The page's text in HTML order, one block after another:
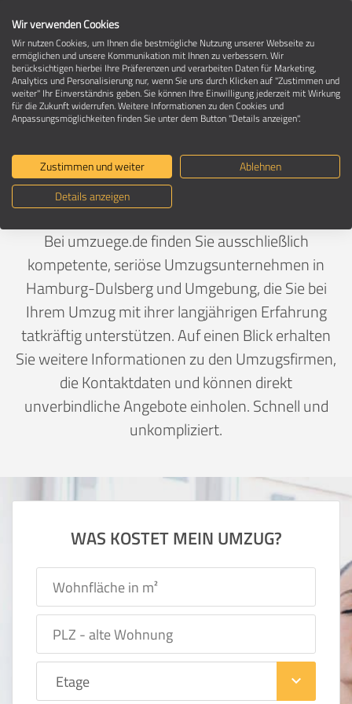
Umzugsunternehmen in 22049 Hamburg-
Dulsberg
Ein Umzug ist Vertrauenssache
Deutschland>Hamburg>
Bei umzuege.de finden Sie ausschließlich
kompetente, seriöse Umzugsunternehmen in
Hamburg-Dulsberg und Umgebung, die Sie bei
Ihrem Umzug mit ihrer langjährigen Erfahrung
tatkräftig unterstützen. Auf einen Blick erhalten
Sie weitere Informationen zu den Umzugsfirmen,
die Kontaktdaten und können direkt
unverbindliche Angebote einholen. Schnell und
unkompliziert.
WAS KOSTET MEIN UMZUG?
keyboard_arrow_down
Wir verwenden Cookies
Wir nutzen Cookies, um Ihnen die bestmögliche Nutzung unserer Webseite zu
ermöglichen und unsere Kommunikation mit Ihnen zu verbessern. Wir
berücksichtigen hierbei Ihre Präferenzen und verarbeiten Daten für Marketing,
Analytics und Personalisierung nur, wenn Sie uns durch Klicken auf "Zustimmen und
weiter" Ihr Einverständnis geben. Sie können Ihre Einwilligung jederzeit mit Wirkung
für die Zukunft widerrufen. Weitere Informationen zu den Cookies und
Anpassungsmöglichkeiten finden Sie unter dem Button "Details anzeigen".
Zustimmen und weiter
Ablehnen
Details anzeigen